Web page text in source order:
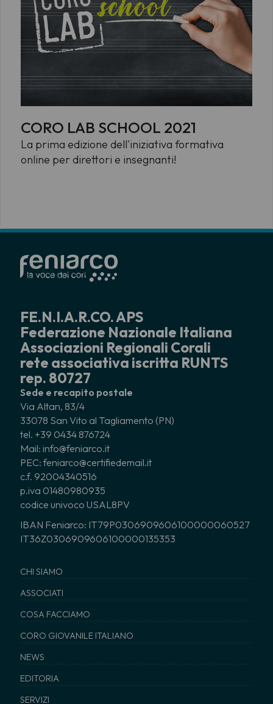
CORO LAB SCHOOL 2021
La prima edizione dell'iniziativa formativa
online per direttori e insegnanti!
FE.N.I.A.R.CO. APS
Federazione Nazionale Italiana
Associazioni Regionali Corali
rete associativa iscritta RUNTS
rep. 80727
Sede e recapito postale
Via Altan, 83/4
33078 San Vito al Tagliamento (PN)
tel. +39 0434 876724
Mail: info@feniarco.it
PEC: feniarco@certifiedemail.it
c.f. 92004340516
p.iva 01480980935
codice univoco USAL8PV
IBAN Feniarco: IT79P0306909606100000060527
IT36Z0306909606100000135353
CHI SIAMO
ASSOCIATI
COSA FACCIAMO
CORO GIOVANILE ITALIANO
NEWS
EDITORIA
SERVIZI